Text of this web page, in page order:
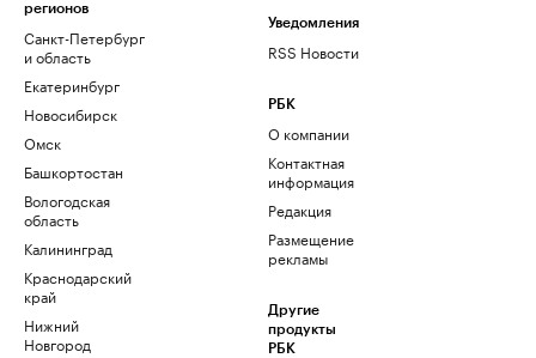
регионов
Санкт-Петербург
и область
Екатеринбург
Новосибирск
Омск
Башкортостан
Вологодская
область
Калининград
Краснодарский
край
Нижний
Новгород
Уведомления
RSS Новости
РБК
О компании
Контактная
информация
Редакция
Размещение
рекламы
Другие
продукты
РБК